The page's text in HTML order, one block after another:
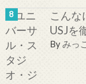
こんな
USJを
Byみっこ